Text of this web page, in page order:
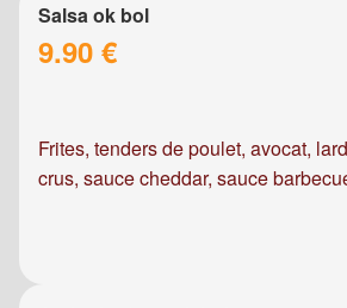
Salsa ok bol
9.90 €
Frites, tenders de poulet, avocat,
crus, sauce cheddar, sauce